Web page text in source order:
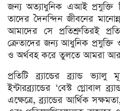
জন্য অত্যাধুনিক এআই প্রযুক্তি
তাদের দৈনন্দিন জীবনের
আমাদের সে প্রতিশ্রুতিরই
ক্রেতাদের জন্য আধুনিক
ও অর্থবহ করে তুলতে আমরা
প্রতিটি ব্র্যান্ডের ব্র্যান্ড
ইন্টারব্র্যান্ডের ‘বেস্ট গ্লোবাল
এক্ষেত্রে, ব্র্যান্ডের আর্থিক